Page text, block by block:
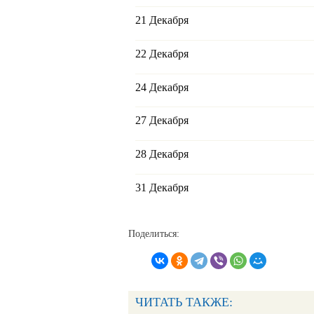
21 Декабря
22 Декабря
24 Декабря
27 Декабря
28 Декабря
31 Декабря
Поделиться:
ЧИТАТЬ ТАКЖЕ: